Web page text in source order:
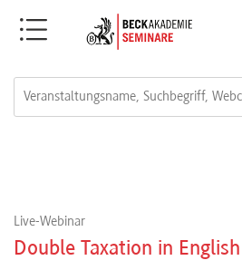
Menü
Live-Webinar
Double Taxation in English